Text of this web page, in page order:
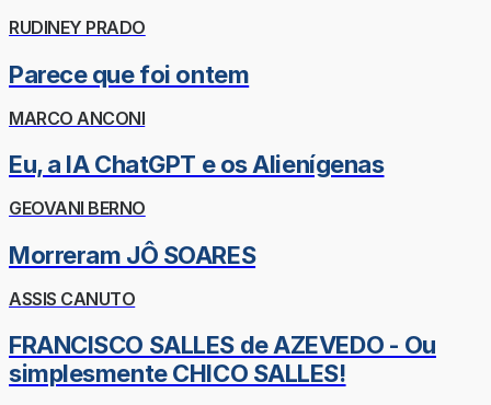
RUDINEY PRADO
Parece que foi ontem
MARCO ANCONI
Eu, a IA ChatGPT e os Alienígenas
GEOVANI BERNO
Morreram JÔ SOARES
ASSIS CANUTO
FRANCISCO SALLES de AZEVEDO - Ou
simplesmente CHICO SALLES!